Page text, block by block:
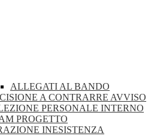
ALLEGATI AL BANDO
A CONTRARRE AVVISO
PERSONALE INTERNO
PROGETTO
INESISTENZA